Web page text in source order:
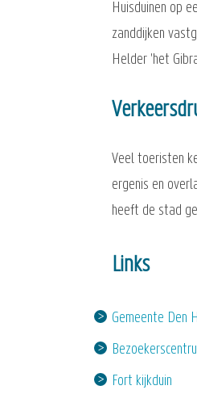
Huisduinen op
zanddijken
Helder 'het
Veel toeristen
ergenis en
heeft de stad
Links
Gemeente Den
Fort kijkduin